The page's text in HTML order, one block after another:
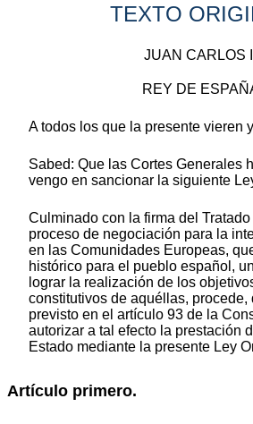
TEXTO
JUAN CARLOS
REY DE
A todos los que la presente vieren
Sabed: Que las Cortes Generales
vengo en sancionar la siguiente
Culminado con la firma del Tratado
proceso de negociación para la
en las Comunidades Europeas,
histórico para el pueblo español,
lograr la realización de los
constitutivos de aquéllas, procede,
previsto en el artículo 93 de la
autorizar a tal efecto la prestación
Estado mediante la presente Ley
Artículo primero.